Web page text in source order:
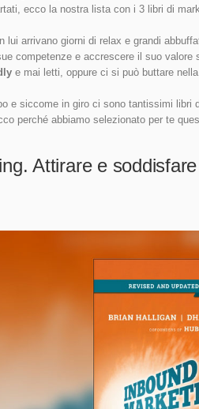
ecco la nostra lista con i 3 libri di
lui arrivano giorni di relax e grandi
competenze e accrescere il suo valore
e mai letti, oppure ci si può buttare
e siccome in giro ci sono tantissimi
perché abbiamo selezionato per te
Attirare e